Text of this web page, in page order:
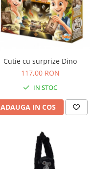
Cutie cu surprize Dino
117,00 RON
IN STOC
ADAUGA IN COS